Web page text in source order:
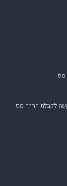
מס
לקבלת החזר מס